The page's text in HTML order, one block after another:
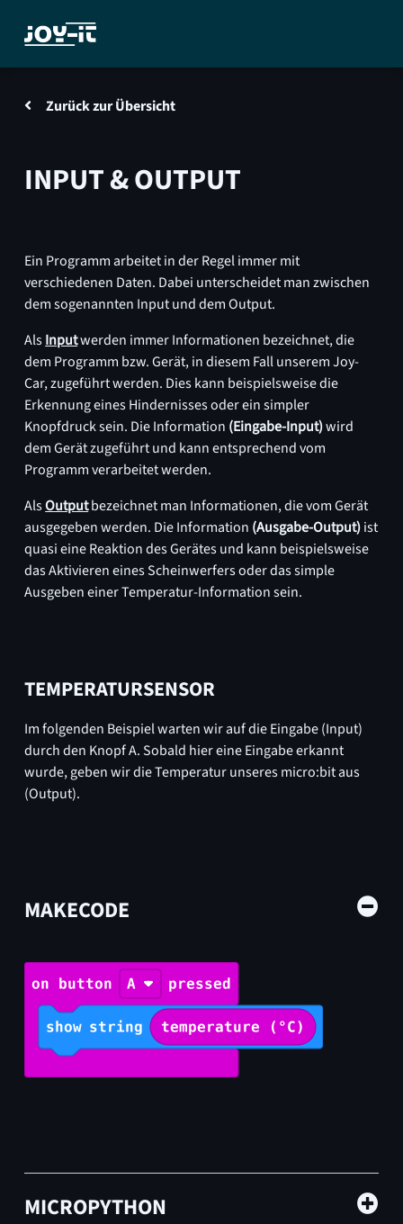
Zurück zur Übersicht
INPUT & OUTPUT
Ein Programm arbeitet in der Regel immer mit
verschiedenen Daten. Dabei unterscheidet man zwischen
dem sogenannten Input und dem Output.
AlsInputwerden immer Informationen bezeichnet, die
dem Programm bzw. Gerät, in diesem Fall unserem Joy-
Car, zugeführt werden. Dies kann beispielsweise die
Erkennung eines Hindernisses oder ein simpler
Knopfdruck sein. Die Information (Eingabe-Input)wird
dem Gerät zugeführt und kann entsprechend vom
Programm verarbeitet werden.
AlsOutputbezeichnet man Informationen, die vom Gerät
ausgegeben werden. Die Information (Ausgabe-Output)ist
quasi eine Reaktion des Gerätes und kann beispielsweise
das Aktivieren eines Scheinwerfers oder das simple
Ausgeben einer Temperatur-Information sein.
TEMPERATURSENSOR
Im folgenden Beispiel warten wir auf die Eingabe (Input)
durch den Knopf A. Sobald hier eine Eingabe erkannt
wurde, geben wir die Temperatur unseres micro:bit aus
(Output).
MAKECODE
MICROPYTHON